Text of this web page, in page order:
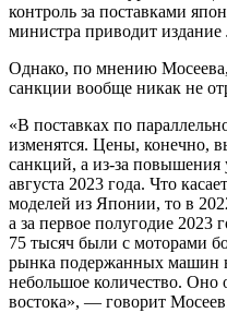
контроль за поставками
министра приводит издание
Однако, по мнению
санкции вообще никак не
«В поставках по
изменятся. Цены, конечно,
санкций, а из-за повышения
августа 2023 года. Что
моделей из Японии, то в
а за первое полугодие 2023
75 тысяч были с моторами
рынка подержанных машин
небольшое количество. Оно
востока», — говорит